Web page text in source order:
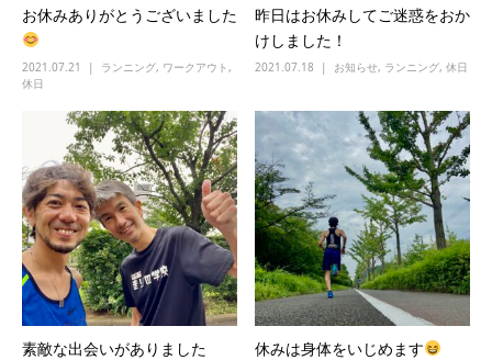
お休みありがとうございました
2021.07.21 ランニング, ワークアウト,
休日
昨日はお休みしてご迷惑をおか
けしました！
2021.07.18 お知らせ, ランニング, 休日
素敵な出会いがありました 休みは身体をいじめます